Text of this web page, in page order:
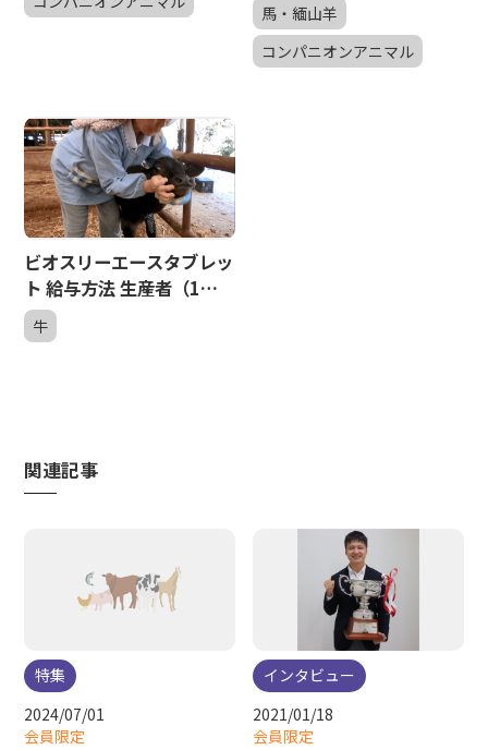
馬・緬山羊
コンパニオンアニマル
ビオスリーエースタブレッ
ト 給与方法 生産者（1分
間）
牛
関連記事
特集
2024/07/01
会員限定
インタビュー
2021/01/18
会員限定